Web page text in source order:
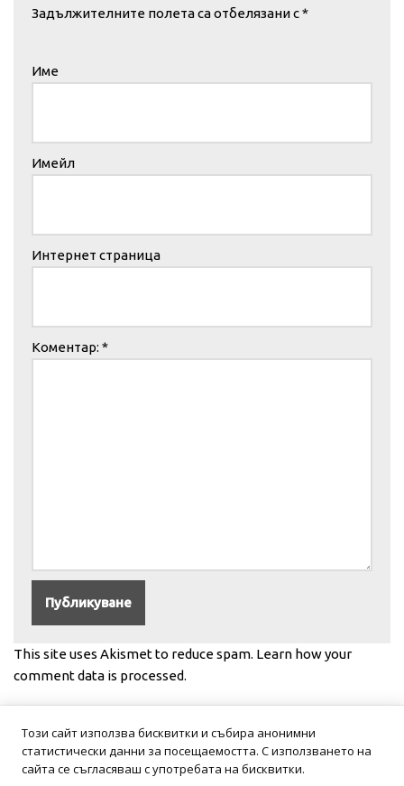
Задължителните полета са отбелязани с*
Име
Имейл
Интернет страница
Коментар: *
This site uses Akismet to reduce spam. Learn how your
comment data is processed.
Този сайт използва бисквитки и събира анонимни
статистически данни за посещаемостта. С използването на
сайта се съгласяваш с употребата на бисквитки.